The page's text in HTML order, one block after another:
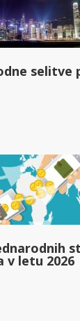
selitve
v letu 2026